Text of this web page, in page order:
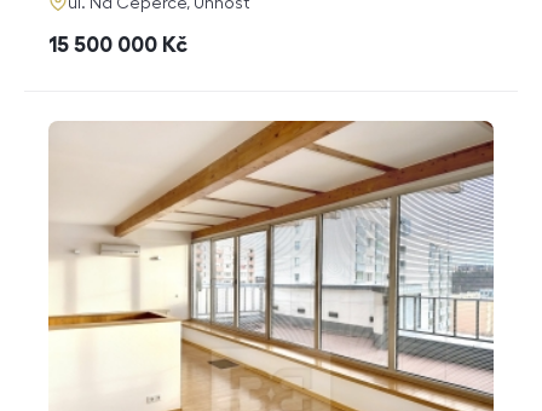
ul. Na Čeperce, Unhošť
cena
15 500 000 Kč